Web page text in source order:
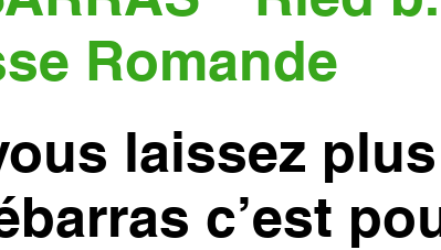
Romande
laissez
c’est